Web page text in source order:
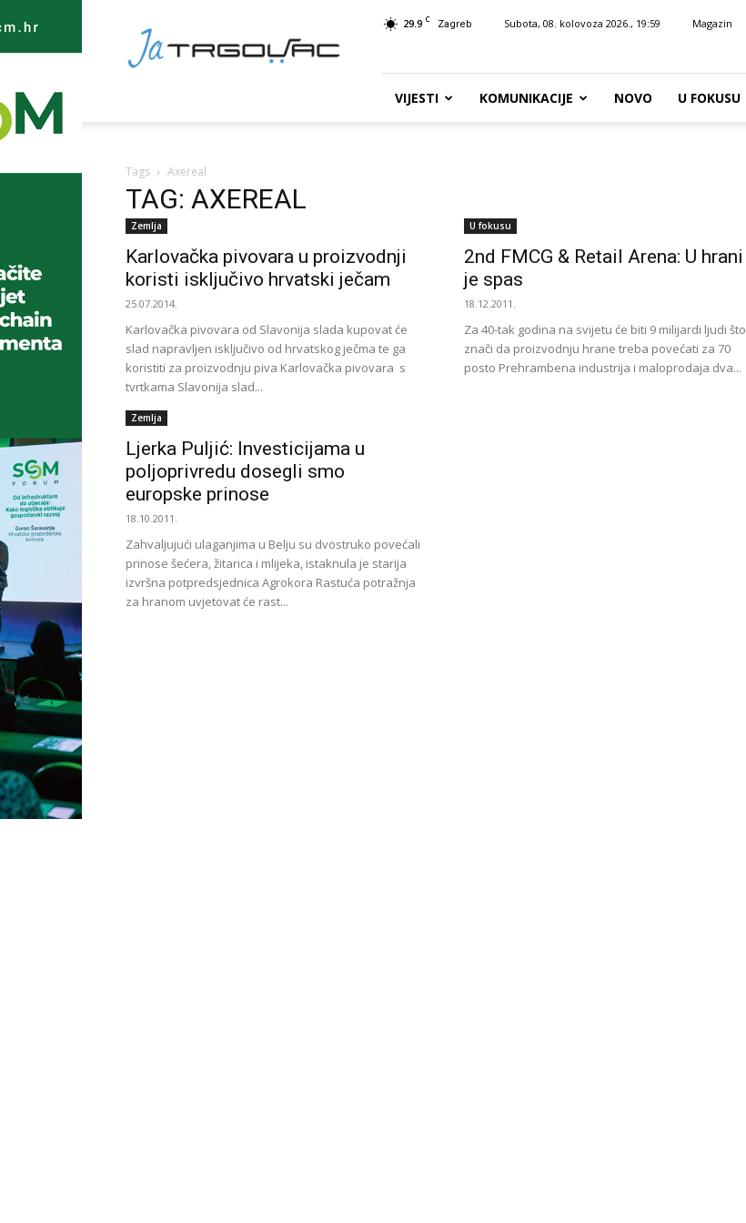
TRGOVAC
29.9 C Zagreb Subota, 08. kolovoza 2026., 19:59 Magazin
VIJESTI KOMUNIKACIJE NOVO U FOKUSU
Tags Axereal
TAG: AXEREAL
Zemlja
Karlovačka pivovara u proizvodnji
koristi isključivo hrvatski ječam
25.07.2014.
Karlovačka pivovara od Slavonija slada kupovat će
slad napravljen isključivo od hrvatskog ječma te ga
koristiti za proizvodnju piva Karlovačka pivovara s
tvrtkama Slavonija slad...
U fokusu
2nd FMCG & Retail Arena: U hrani
je spas
18.12.2011.
Za 40-tak godina na svijetu će biti 9 milijardi ljudi što
znači da proizvodnju hrane treba povećati za 70
posto Prehrambena industrija i maloprodaja dva...
Zemlja
Ljerka Puljić: Investicijama u
poljoprivredu dosegli smo
europske prinose
18.10.2011.
Zahvaljujući ulaganjima u Belju su dvostruko povećali
prinose šećera, žitarica i mlijeka, istaknula je starija
izvršna potpredsjednica Agrokora Rastuća potražnja
za hranom uvjetovat će rast...